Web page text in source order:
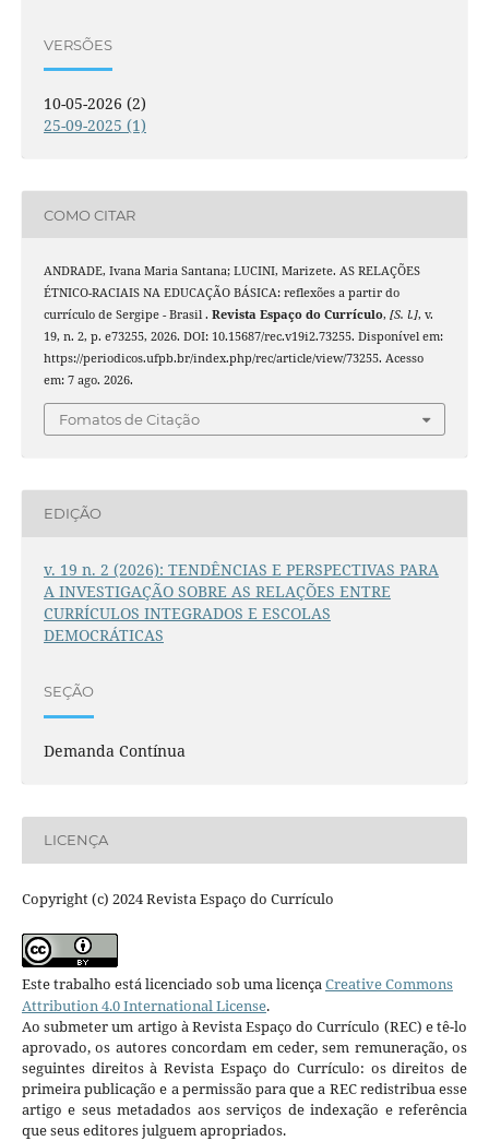
VERSÕES
10-05-2026 (2)
25-09-2025 (1)
COMO CITAR
ANDRADE, Ivana Maria Santana; LUCINI, Marizete. AS RELAÇÕES
ÉTNICO-RACIAIS NA EDUCAÇÃO BÁSICA: reflexões a partir do
currículo de Sergipe - Brasil . Revista Espaço do Currículo, [S. l.], v.
19, n. 2, p. e73255, 2026. DOI: 10.15687/rec.v19i2.73255. Disponível em:
https://periodicos.ufpb.br/index.php/rec/article/view/73255. Acesso
em: 7 ago. 2026.
Fomatos de Citação
EDIÇÃO
v. 19 n. 2 (2026): TENDÊNCIAS E PERSPECTIVAS PARA
A INVESTIGAÇÃO SOBRE AS RELAÇÕES ENTRE
CURRÍCULOS INTEGRADOS E ESCOLAS
DEMOCRÁTICAS
SEÇÃO
Demanda Contínua
LICENÇA
Copyright (c) 2024 Revista Espaço do Currículo
Este trabalho está licenciado sob uma licençaCreative Commons
Attribution 4.0 International License.
Ao submeter um artigo à Revista Espaço do Currículo (REC) e tê-lo
aprovado, os autores concordam em ceder, sem remuneração, os
seguintes direitos à Revista Espaço do Currículo: os direitos de
primeira publicação e a permissão para que a REC redistribua esse
artigo e seus metadados aos serviços de indexação e referência
que seus editores julguem apropriados.